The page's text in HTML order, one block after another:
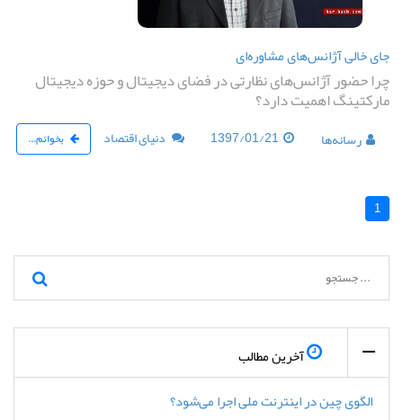
جای خالی آژانس‌های مشاوره‌ای
چرا حضور آژانس‌های نظارتی در فضای دیجیتال و حوزه دیجیتال
مارکتینگ اهمیت دارد؟
رسانه‌ها 1397/01/21 دنیای اقتصاد بخوانم...
1
آخرین مطالب
الگوی چین در اینترنت ملی اجرا می‌شود؟